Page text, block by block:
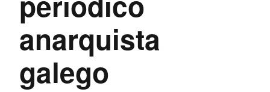
anarquista
galego